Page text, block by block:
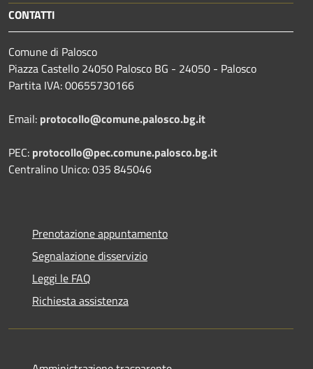
CONTATTI
Comune di Palosco
Piazza Castello 24050 Palosco BG - 24050 - Palosco
Partita IVA: 00655730166
Email: protocollo@comune.palosco.bg.it
PEC: protocollo@pec.comune.palosco.bg.it
Centralino Unico: 035 845046
Prenotazione appuntamento
Segnalazione disservizio
Leggi le FAQ
Richiesta assistenza